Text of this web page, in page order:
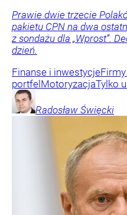
Prawie dwie trzecie
pakietu CPN na dwa
z sondażu dla „Wprost”.
dzień.
Finanse i inwestycje
portfel MotoryzacjaTylko
Radosław Święcki